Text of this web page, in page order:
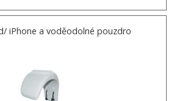
iPhone a voděodolné pouzdro